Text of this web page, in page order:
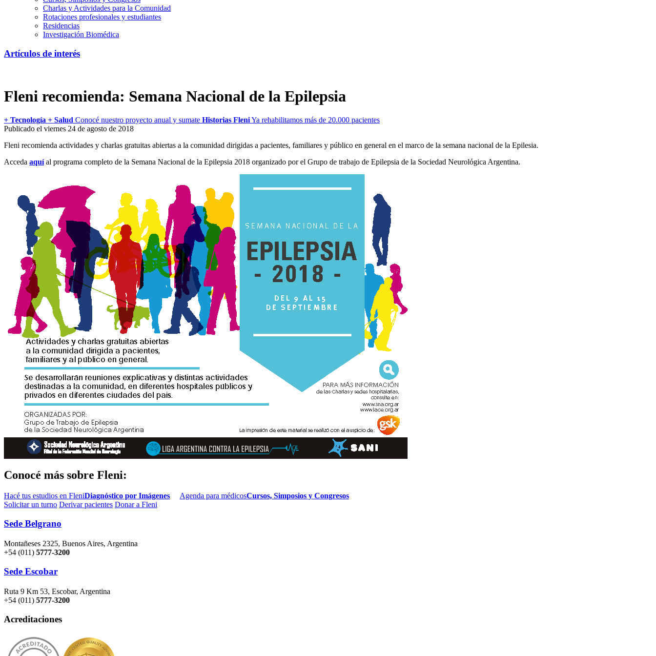
Charlas y Actividades para la Comunidad
Rotaciones profesionales y estudiantes
Residencias
Investigación Biomédica
Artículos de interés
Fleni recomienda: Semana Nacional de la Epilepsia
+ Tecnología + Salud Conocé nuestro proyecto anual y sumate Historias FleniYa rehabilitamos más de 20.000 pacientes
Publicado el viernes 24 de agosto de 2018
Fleni recomienda actividades y charlas gratuitas abiertas a la comunidad dirigidas a pacientes, familiares y público en general en el marco de la semana nacional de la Epilesia.
Acceda aquí al programa completo de la Semana Nacional de la Epilepsia 2018 organizado por el Grupo de trabajo de Epilepsia de la Sociedad Neurológica Argentina.
Conocé más sobre Fleni:
Hacé tus estudios en FleniDiagnóstico por Imágenes Agenda para médicosCursos, Simposios y Congresos
Solicitar un turno Derivar pacientes Donar a Fleni
Sede Belgrano
Montañeses 2325, Buenos Aires, Argentina
+54 (011) 5777-3200
Sede Escobar
Ruta 9 Km 53, Escobar, Argentina
+54 (011) 5777-3200
Acreditaciones